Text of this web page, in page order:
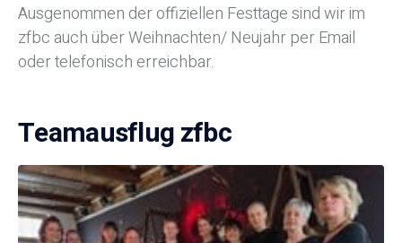
Ausgenommen der offiziellen Festtage sind wir im
zfbc auch über Weihnachten/ Neujahr per Email
oder telefonisch erreichbar.
Teamausflug zfbc